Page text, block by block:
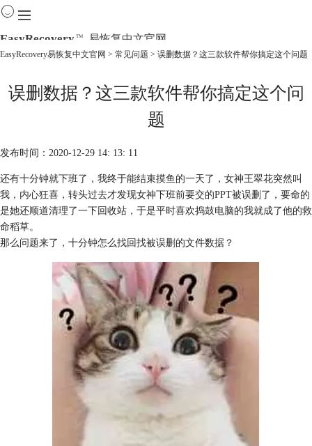
EasyRecovery TM 易恢复中文官网
产品
线下数据恢复
EasyRecovery易恢复中文官网 > 常见问题 > 误删数据？这三款软件帮你搞定这个问题
误删数据？这三款软件帮你搞定这个问
题
发布时间：2020-12-29 14: 13: 11
还有十分钟就下班了，我终于能结束摸鱼的一天了，女神王翠花突然叫
我，内心狂喜，转头过去才发现女神下班前要交的PPT被误删了，要命的
是她还顺道清理了一下回收站，于是平时喜欢捣鼓电脑的我就成了他的救
命稻草。
那么问题来了，十分钟怎么找回找被误删的文件数据？